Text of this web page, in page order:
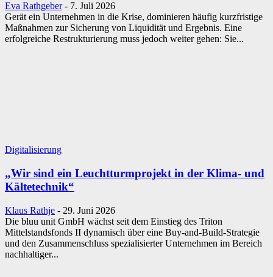
Eva Rathgeber - 7. Juli 2026
Gerät ein Unternehmen in die Krise, dominieren häufig kurzfristige
Maßnahmen zur Sicherung von Liquidität und Ergebnis. Eine
erfolgreiche Restrukturierung muss jedoch weiter gehen: Sie...
Digitalisierung
„Wir sind ein Leuchtturmprojekt in der Klima- und
Kältetechnik“
Klaus Rathje - 29. Juni 2026
Die bluu unit GmbH wächst seit dem Einstieg des Triton
Mittelstandsfonds II dynamisch über eine Buy-and-Build-Strategie
und den Zusammenschluss spezialisierter Unternehmen im Bereich
nachhaltiger...